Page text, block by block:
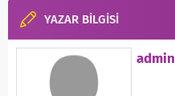
YAZAR BİLGİSİ
admin